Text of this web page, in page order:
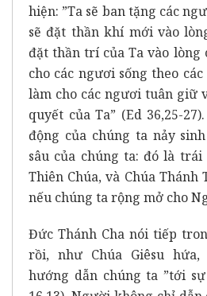
hiện: ”Ta sẽ ban tặng các
sẽ đặt thần khí mới vào
đặt thần trí của Ta vào lòng
cho các ngươi sống theo
làm cho các ngươi tuân giữ
quyết của Ta” (Ed 36,25-
động của chúng ta nảy
sâu của chúng ta: đó là
Thiên Chúa, và Chúa Thánh
nếu chúng ta rộng mở cho
Đức Thánh Cha nói tiếp
rồi, như Chúa Giêsu hứa,
hướng dẫn chúng ta ”tới